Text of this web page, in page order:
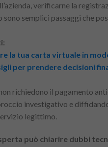
verificarne la
semplici passaggi che
la tua carta virtuale in
per prendere decisioni
richiedono il pagamento
investigativo e
legittimo.
può chiarire dubbi